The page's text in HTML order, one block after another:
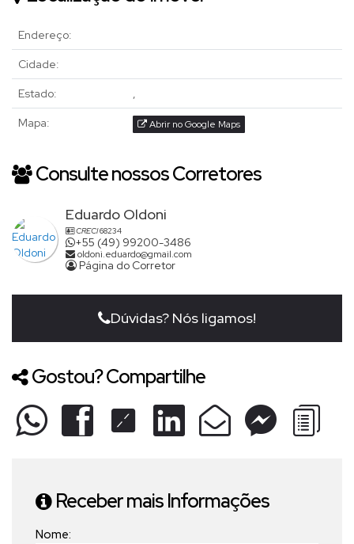
Endereço:
Cidade:
Estado: ,
Mapa: Abrir no Google Maps
Consulte nossos Corretores
Eduardo Oldoni
CRECI68234
+55 (49) 99200-3486
oldoni.eduardo@gmail.com
Página do Corretor
Dúvidas? Nós ligamos!
Gostou? Compartilhe
Receber mais Informações
Nome: